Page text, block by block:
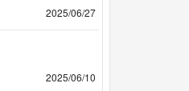
2025/06/27
2025/06/10